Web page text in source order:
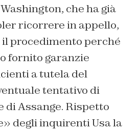
che ha già
ricorrere in appello,
il procedimento perché
fornito garanzie
a tutela del
tentativo di
di Assange. Rispetto
degli inquirenti Usa la